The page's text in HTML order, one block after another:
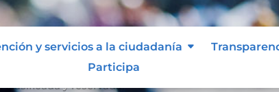
y servicios a la ciudadanía
Participa
y reservada.